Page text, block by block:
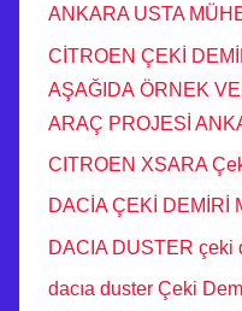
ANKARA USTA
CİTROEN ÇEKİ
AŞAĞIDA ÖRNEK
ARAÇ PROJESİ
CITROEN XSARA
DACİA ÇEKİ DEMİRİ
DACIA DUSTER çeki
dacıa duster Çeki